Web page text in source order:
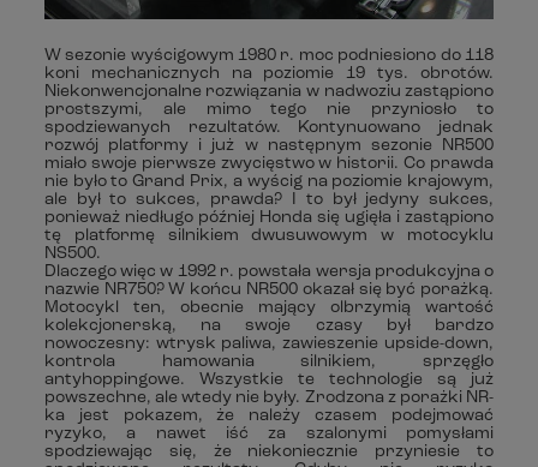
W sezonie wyścigowym 1980 r. moc podniesiono do 118
koni mechanicznych na poziomie 19 tys. obrotów.
Niekonwencjonalne rozwiązania w nadwoziu zastąpiono
prostszymi, ale mimo tego nie przyniosło to
spodziewanych rezultatów. Kontynuowano jednak
rozwój platformy i już w następnym sezonie NR500
miało swoje pierwsze zwycięstwo w historii. Co prawda
nie było to Grand Prix, a wyścig na poziomie krajowym,
ale był to sukces, prawda? I to był jedyny sukces,
ponieważ niedługo później Honda się ugięła i zastąpiono
tę platformę silnikiem dwusuwowym w motocyklu
NS500.
Dlaczego więc w 1992 r. powstała wersja produkcyjna o
nazwie NR750? W końcu NR500 okazał się być porażką.
Motocykl ten, obecnie mający olbrzymią wartość
kolekcjonerską, na swoje czasy był bardzo
nowoczesny: wtrysk paliwa, zawieszenie upside-down,
kontrola hamowania silnikiem, sprzęgło
antyhoppingowe. Wszystkie te technologie są już
powszechne, ale wtedy nie były. Zrodzona z porażki NR-
ka jest pokazem, że należy czasem podejmować
ryzyko, a nawet iść za szalonymi pomysłami
spodziewając się, że niekoniecznie przyniesie to